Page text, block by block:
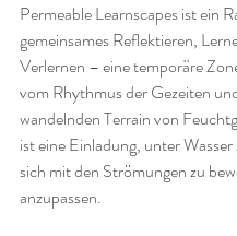
Permeable Learnscapes ist ein
gemeinsames Reflektieren,
Verlernen – eine temporäre
vom Rhythmus der Gezeiten
wandelnden Terrain von
ist eine Einladung, unter
sich mit den Strömungen zu
anzupassen.